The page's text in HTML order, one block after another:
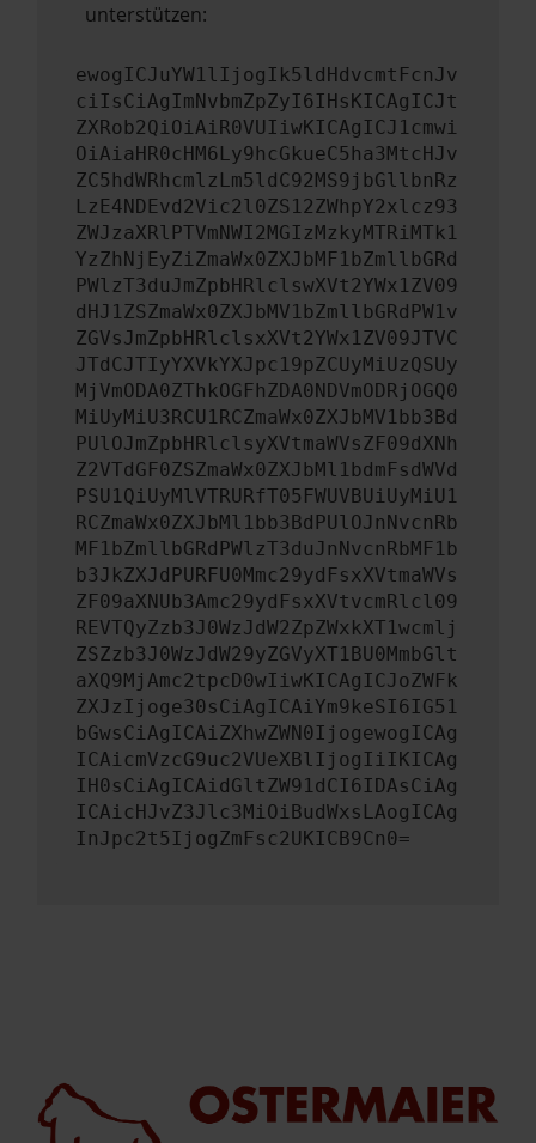
unterstützen:
ewogICJuYW1lIjogIk5ldHdvcmtFcnJv
ciIsCiAgImNvbmZpZyI6IHsKICAgICJt
ZXRob2QiOiAiR0VUIiwKICAgICJ1cmwi
OiAiaHR0cHM6Ly9hcGkueC5ha3MtcHJv
ZC5hdWRhcmlzLm5ldC92MS9jbGllbnRz
LzE4NDEvd2Vic2l0ZS12ZWhpY2xlcz93
ZWJzaXRlPTVmNWI2MGIzMzkyMTRiMTk1
YzZhNjEyZiZmaWx0ZXJbMF1bZmllbGRd
PWlzT3duJmZpbHRlclswXVt2YWx1ZV09
dHJ1ZSZmaWx0ZXJbMV1bZmllbGRdPW1v
ZGVsJmZpbHRlclsxXVt2YWx1ZV09JTVC
JTdCJTIyYXVkYXJpc19pZCUyMiUzQSUy
MjVmODA0ZThkOGFhZDA0NDVmODRjOGQ0
MiUyMiU3RCU1RCZmaWx0ZXJbMV1bb3Bd
PUlOJmZpbHRlclsyXVtmaWVsZF09dXNh
Z2VTdGF0ZSZmaWx0ZXJbMl1bdmFsdWVd
PSU1QiUyMlVTRURfT05FWUVBUiUyMiU1
RCZmaWx0ZXJbMl1bb3BdPUlOJnNvcnRb
MF1bZmllbGRdPWlzT3duJnNvcnRbMF1b
b3JkZXJdPURFU0Mmc29ydFsxXVtmaWVs
ZF09aXNUb3Amc29ydFsxXVtvcmRlcl09
REVTQyZzb3J0WzJdW2ZpZWxkXT1wcmlj
ZSZzb3J0WzJdW29yZGVyXT1BU0MmbGlt
aXQ9MjAmc2tpcD0wIiwKICAgICJoZWFk
ZXJzIjoge30sCiAgICAiYm9keSI6IG51
bGwsCiAgICAiZXhwZWN0IjogewogICAg
ICAicmVzcG9uc2VUeXBlIjogIiIKICAg
IH0sCiAgICAidGltZW91dCI6IDAsCiAg
ICAicHJvZ3Jlc3MiOiBudWxsLAogICAg
InJpc2t5IjogZmFsc2UKICB9Cn0=